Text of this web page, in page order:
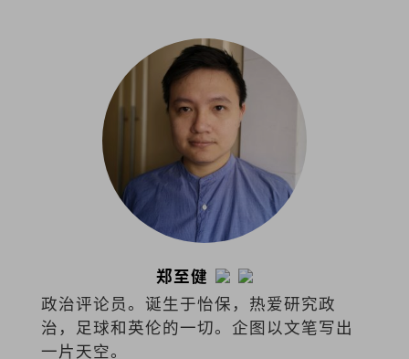
郑至健
政治评论员。诞生于怡保，热爱研究政
治，足球和英伦的一切。企图以文笔写出
一片天空。